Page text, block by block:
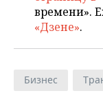
времени».
«Дзене».
Бизнес